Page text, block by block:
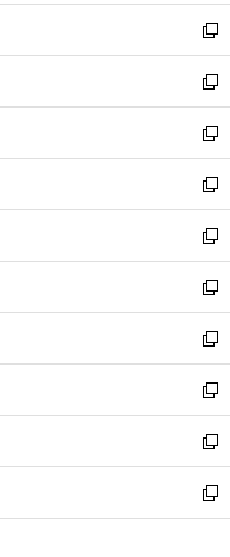
く
ウ
で
開
く
ン
ド
ウ
で
開
く
ウ
ィ
ン
ド
ウ
で
開
く
新
し
い
ウ
ィ
ン
ド
ウ
で
開
く
新
し
い
ウ
ィ
ン
ド
ウ
で
開
く
新
し
い
ウ
ィ
ン
ド
ウ
で
開
く
新
し
い
ウ
ィ
ン
ド
ウ
で
開
く
新
し
い
ウ
ィ
ン
ド
ウ
で
開
く
新
し
い
ウ
ィ
ン
ド
ウ
で
開
新
し
い
ウ
ィ
ン
ド
ウ
新
し
い
ウ
ィ
ン
新
し
い
ウ
新
し